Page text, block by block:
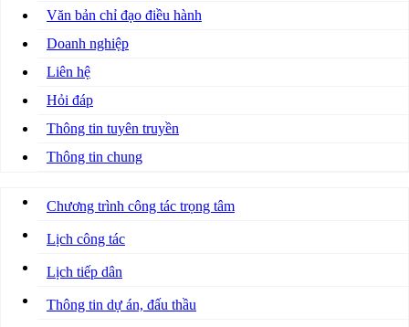
Văn bản chỉ đạo điều hành
Doanh nghiệp
Liên hệ
Hỏi đáp
Thông tin tuyên truyền
Thông tin chung
Chương trình công tác trọng tâm
Lịch công tác
Lịch tiếp dân
Thông tin dự án, đấu thầu